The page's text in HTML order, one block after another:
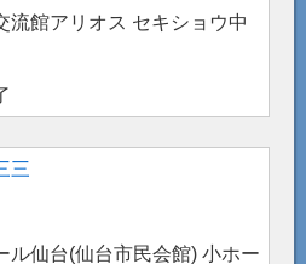
流館アリオス セキショウ中
三
ル仙台(仙台市民会館) 小ホー